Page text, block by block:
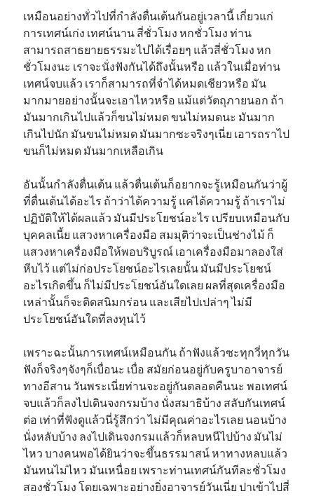
เหมือนอย่างทั่วไปที่กำลังตื่นเต้นกันอยู่เวลานี้ เกี่ยวแก่
การเทศน์เก่ง เทศน์นาน สี่ชั่วโมง หกชั่วโมง ท่าน
สามารถสาธยายธรรมะไปได้เรื่อยๆ แล้วสี่ชั่วโมง หก
ชั่วโมงนะ เราจะนั่งฟังกันได้ถึงนั้นหรือ แล้วในเมื่อท่าน
เทศน์จบแล้ว เราก็สามารถที่จำได้หมดเชียวหรือ มัน
มากมายอย่างนั้นจะเอาไหวหรือ แม้แต่วัตถุภายนอก ถ้า
มันมากเกินไปแล้วก็ขนไม่หมด ขนไม่หมดนะ มันมาก
เกินไปนัก มันขนไม่หมด มันมากซะจริงๆเนี่ย เอารถราไป
ขนก็ไม่หมด มันมากเหลือเกิน
อันนั้นกำลังตื่นเต้น แล้วตื่นเต้นก็อยากจะรู้เหมือนกันว่าผู้
ที่ตื่นเต้นได้อะไร ถ้าว่าได้ความรู้ แค่ได้ความรู้ ถ้าเราไม่
ปฏิบัติให้ได้ผลแล้ว มันมีประโยชน์อะไร เปรียบเหมือนกับ
บุคคลเนี้ย แสวงหาเครื่องมือ สมมุติว่าจะเป็นช่างไม้ ก็
แสวงหาเครื่องมือให้พอบริบูรณ์ เอาเครื่องมือมาลองใส่
หีบไว้ แต่ไม่ก่อประโยชน์อะไรเลยนั้น มันมีประโยชน์
อะไรเกิดขึ้น ก็ไม่มีประโยชน์อันใดเลย ผลที่สุดเครื่องมือ
เหล่านั้นก็จะติดสนิมกร่อน และเสียไปเปล่าๆ ไม่มี
ประโยชน์อันใดที่ลงทุนไว้
เพราะฉะนั้นการเทศน์เหมือนกัน ถ้าฟังแล้วซะทุกวี่ทุกวัน
ฟังก็จริงๆจังๆก็เบื่อนะ เบื่อ สมัยก่อนอยู่กับครูบาอาจารย์
ทางอีสาน วันพระเนี่ยท่านจะอยู่กันตลอดคืนนะ พอเทศน์
จบแล้วก็ลงไปเดินจงกรมบ้าง นั่งสมาธิบ้าง สลับกันเทศน์
ต่อ เท่าที่ฟังดูแล้วนี่รู้สึกว่า ไม่มีคุณค่าอะไรเลย นอนบ้าง
นั่งหลับบ้าง ลงไปเดินจงกรมแล้วก็หลบหนีไปบ้าง มันไม่
ไหว บางคนพอได้ยินว่าจะขึ้นธรรมาสน์ หาทางหลบแล้ว
มันทนไม่ไหว มันเหนื่อย เพราะท่านเทศน์กันทีละชั่วโมง
สองชั่วโมง โดยเฉพาะอย่างยิ่งอาจารย์วันเนี่ย ปาเข้าไปสี่